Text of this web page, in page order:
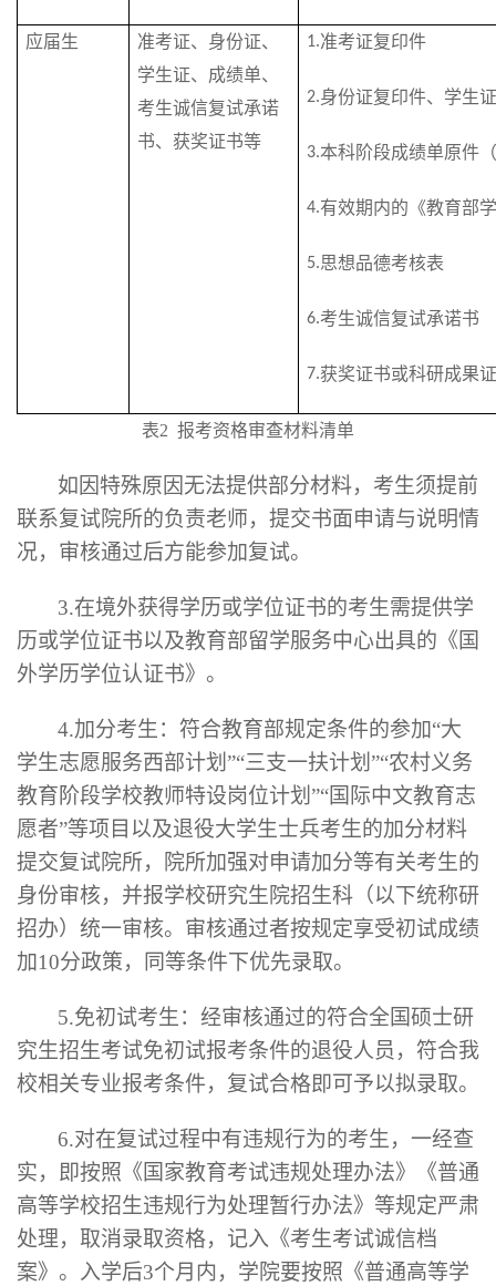
应届生
准考证、身份证、
学生证、成绩单、
考生诚信复试承诺
书、获奖证书等
1.准考证复印件
2.身份证复印件、学生
3.本科阶段成绩单原件
4.有效期内的《教育部
5.思想品德考核表
6.考生诚信复试承诺书
7.获奖证书或科研成果
表2 报考资格审查材料清单
如因特殊原因无法提供部分材料，考生须提前
联系复试院所的负责老师，提交书面申请与说明情
况，审核通过后方能参加复试。
3.在境外获得学历或学位证书的考生需提供学
历或学位证书以及教育部留学服务中心出具的《国
外学历学位认证书》。
4.加分考生：符合教育部规定条件的参加“大
学生志愿服务西部计划”“三支一扶计划”“农村义务
教育阶段学校教师特设岗位计划”“国际中文教育志
愿者”等项目以及退役大学生士兵考生的加分材料
提交复试院所，院所加强对申请加分等有关考生的
身份审核，并报学校研究生院招生科（以下统称研
招办）统一审核。审核通过者按规定享受初试成绩
加10分政策，同等条件下优先录取。
5.免初试考生：经审核通过的符合全国硕士研
究生招生考试免初试报考条件的退役人员，符合我
校相关专业报考条件，复试合格即可予以拟录取。
6.对在复试过程中有违规行为的考生，一经查
实，即按照《国家教育考试违规处理办法》《普通
高等学校招生违规行为处理暂行办法》等规定严肃
处理，取消录取资格，记入《考生考试诚信档
案》。入学后3个月内，学院要按照《普通高等学